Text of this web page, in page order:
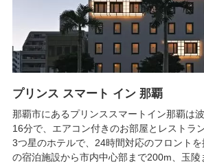
プリンス スマート イン 那覇
那覇市にあるプリンススマートイン那覇は
16分で、エアコン付きのお部屋とレストラ
3つ星のホテルで、24時間対応のフロントを
の宿泊施設から市内中心部まで200m、玉陵